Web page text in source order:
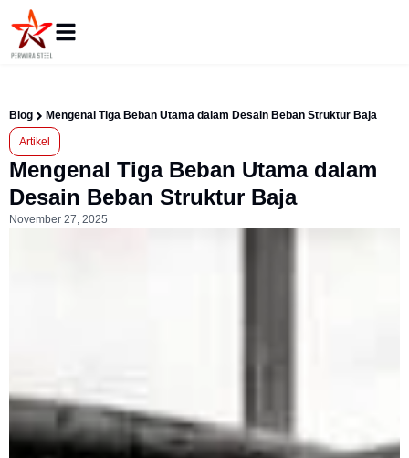
Blog Mengenal Tiga Beban Utama dalam Desain Beban Struktur Baja
Artikel
Mengenal Tiga Beban Utama dalam
Desain Beban Struktur Baja
November 27, 2025